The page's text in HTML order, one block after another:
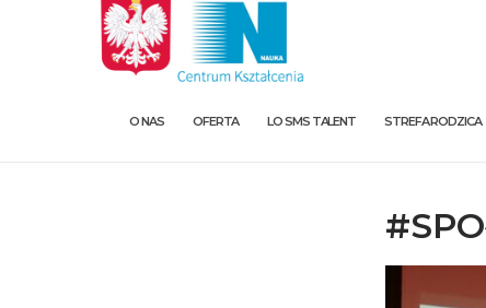
O NAS OFERTA LO SMS TALENT STREFA RODZICA